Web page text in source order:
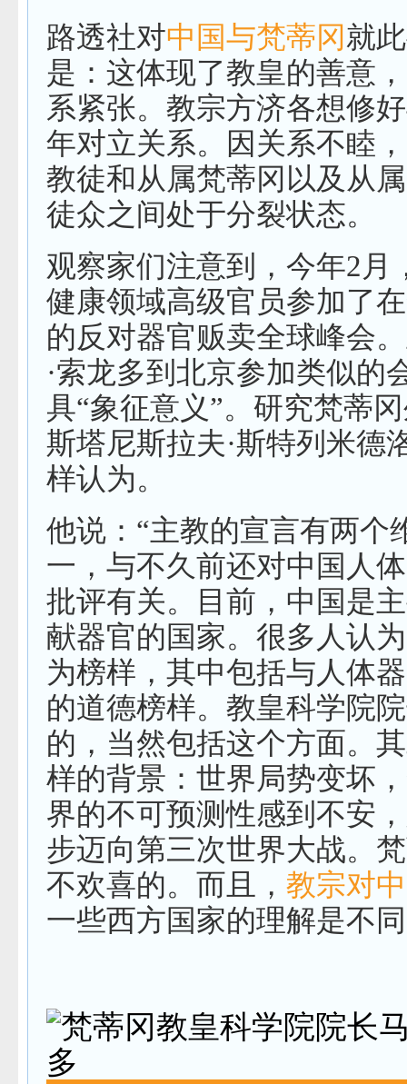
路透社对中国与梵蒂冈就
是：这体现了教皇的善意
系紧张。教宗方济各想修
年对立关系。因关系不睦
教徒和从属梵蒂冈以及从
徒众之间处于分裂状态。
观察家们注意到，今年2月
健康领域高级官员参加了
的反对器官贩卖全球峰会
·索龙多到北京参加类似的
具“象征意义”。研究梵蒂
斯塔尼斯拉夫·斯特列米德
样认为。
他说：“主教的宣言有两个
一，与不久前还对中国人
批评有关。目前，中国是
献器官的国家。很多人认
为榜样，其中包括与人体
的道德榜样。教皇科学院
的，当然包括这个方面。
样的背景：世界局势变坏
界的不可预测性感到不安
步迈向第三次世界大战。
不欢喜的。而且， 教宗对
一些西方国家的理解是不